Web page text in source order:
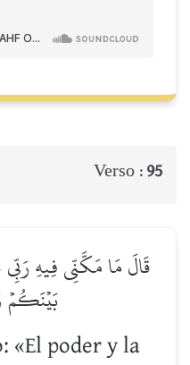
Verso : 95
قَالَ مَا مَكَّنِّي فِيهِ
بَيۡنَكُمۡ
«El poder y la